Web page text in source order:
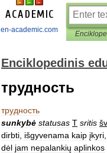
en-academic.com
Enciklopedinis
трудность
трудность
sunkybė statusas T sritis
dirbti išgyvenama kaip įkyri
dėl jam nepalankių aplinkos